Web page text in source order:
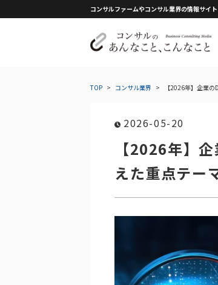
コンサルファームやコンサル業界の情報サイ
TOP > コンサル業界 > 【2026年】企業
2026-05-20
【2026年】
えた重点テー